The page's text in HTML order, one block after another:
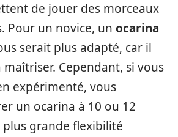
de jouer des morceaux
Pour un novice, un ocarina
serait plus adapté, car il
maîtriser. Cependant, si vous
expérimenté, vous
un ocarina à 10 ou 12
grande flexibilité